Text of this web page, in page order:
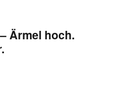
Ärmel hoch.